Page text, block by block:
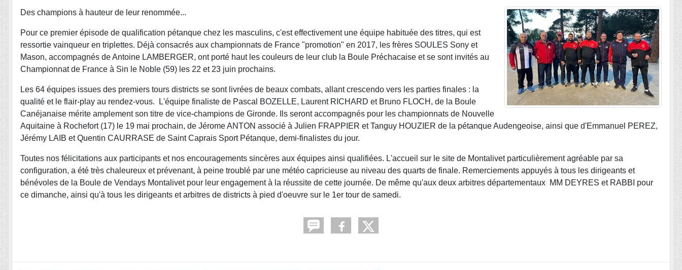
Des champions à hauteur de leur renommée...
Pour ce premier épisode de qualification pétanque chez les masculins, c'est effectivement une équipe habituée des titres, qui est
ressortie vainqueur en triplettes. Déjà consacrés aux championnats de France "promotion" en 2017, les frères SOULES Sony et
Mason, accompagnés de Antoine LAMBERGER, ont porté haut les couleurs de leur club la Boule Préchacaise et se sont invités au
Championnat de France à Sin le Noble (59) les 22 et 23 juin prochains.
Les 64 équipes issues des premiers tours districts se sont livrées de beaux combats, allant crescendo vers les parties finales : la
qualité et le flair-play au rendez-vous. L'équipe finaliste de Pascal BOZELLE, Laurent RICHARD et Bruno FLOCH, de la Boule
Canéjanaise mérite amplement son titre de vice-champions de Gironde. Ils seront accompagnés pour les championnats de Nouvelle
Aquitaine à Rochefort (17) le 19 mai prochain, de Jérome ANTON associé à Julien FRAPPIER et Tanguy HOUZIER de la pétanque Audengeoise, ainsi que d'Emmanuel PEREZ,
Jérémy LAIB et Quentin CAURRASE de Saint Caprais Sport Pétanque, demi-finalistes du jour.
Toutes nos félicitations aux participants et nos encouragements sincères aux équipes ainsi qualifiées. L'accueil sur le site de Montalivet particulièrement agréable par sa
configuration, a été très chaleureux et prévenant, à peine troublé par une météo capricieuse au niveau des quarts de finale. Remerciements appuyés à tous les dirigeants et
bénévoles de la Boule de Vendays Montalivet pour leur engagement à la réussite de cette journée. De même qu'aux deux arbitres départementaux MM DEYRES et RABBI pour
ce dimanche, ainsi qu'à tous les dirigeants et arbitres de districts à pied d'oeuvre sur le 1er tour de samedi.